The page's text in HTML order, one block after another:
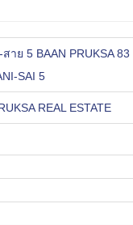
ย 5 BAAN PRUKSA 83
SAI 5
REAL ESTATE